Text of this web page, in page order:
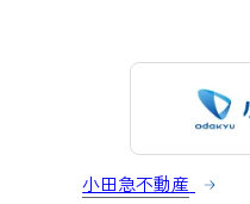
小田急不動産